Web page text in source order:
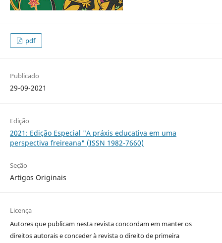
pdf
Publicado
29-09-2021
Edição
2021: Edição Especial "A práxis educativa em uma
perspectiva freireana" (ISSN 1982-7660)
Seção
Artigos Originais
Licença
Autores que publicam nesta revista concordam em manter os
direitos autorais e conceder à revista o direito de primeira